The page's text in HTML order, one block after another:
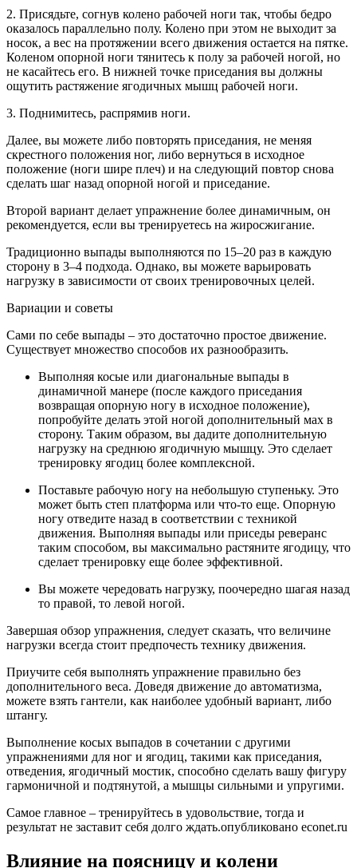
2. Присядьте, согнув колено рабочей ноги так, чтобы бедро
оказалось параллельно полу. Колено при этом не выходит за
носок, а вес на протяжении всего движения остается на пятке.
Коленом опорной ноги тянитесь к полу за рабочей ногой, но
не касайтесь его. В нижней точке приседания вы должны
ощутить растяжение ягодичных мышц рабочей ноги.
3. Поднимитесь, распрямив ноги.
Далее, вы можете либо повторять приседания, не меняя
скрестного положения ног, либо вернуться в исходное
положение (ноги шире плеч) и на следующий повтор снова
сделать шаг назад опорной ногой и приседание.
Второй вариант делает упражнение более динамичным, он
рекомендуется, если вы тренируетесь на жиросжигание.
Традиционно выпады выполняются по 15–20 раз в каждую
сторону в 3–4 подхода. Однако, вы можете варьировать
нагрузку в зависимости от своих тренировочных целей.
Вариации и советы
Сами по себе выпады – это достаточно простое движение.
Существует множество способов их разнообразить.
Выполняя косые или диагональные выпады в
динамичной манере (после каждого приседания
возвращая опорную ногу в исходное положение),
попробуйте делать этой ногой дополнительный мах в
сторону. Таким образом, вы дадите дополнительную
нагрузку на среднюю ягодичную мышцу. Это сделает
тренировку ягодиц более комплексной.
Поставьте рабочую ногу на небольшую ступеньку. Это
может быть степ платформа или что-то еще. Опорную
ногу отведите назад в соответствии с техникой
движения. Выполняя выпады или приседы реверанс
таким способом, вы максимально растяните ягодицу, что
сделает тренировку еще более эффективной.
Вы можете чередовать нагрузку, поочередно шагая назад
то правой, то левой ногой.
Завершая обзор упражнения, следует сказать, что величине
нагрузки всегда стоит предпочесть технику движения.
Приучите себя выполнять упражнение правильно без
дополнительного веса. Доведя движение до автоматизма,
можете взять гантели, как наиболее удобный вариант, либо
штангу.
Выполнение косых выпадов в сочетании с другими
упражнениями для ног и ягодиц, такими как приседания,
отведения, ягодичный мостик, способно сделать вашу фигуру
гармоничной и подтянутой, а мышцы сильными и упругими.
Самое главное – тренируйтесь в удовольствие, тогда и
результат не заставит себя долго ждать.опубликовано econet.ru
Влияние на поясницу и колени